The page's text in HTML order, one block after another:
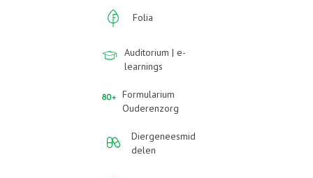
Folia
Auditorium | e-
learnings
Formularium
Ouderenzorg
Diergeneesmid
delen